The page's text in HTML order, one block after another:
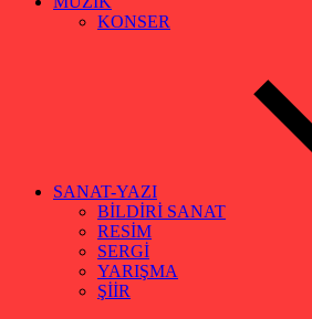
KONSER
SANAT-YAZI
BİLDİRİ SANAT
RESİM
SERGİ
YARIŞMA
ŞİİR